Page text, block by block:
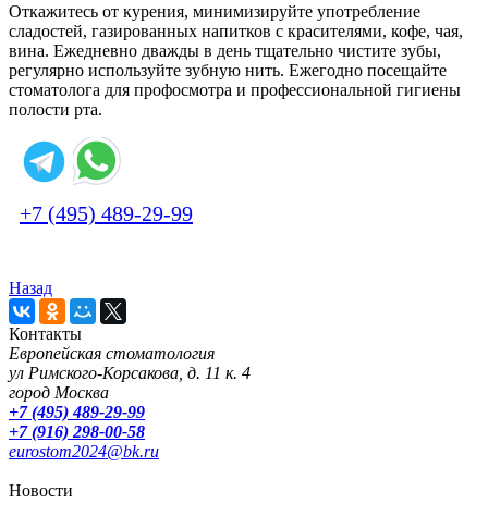
Откажитесь от курения, минимизируйте употребление
сладостей, газированных напитков с красителями, кофе, чая,
вина. Ежедневно дважды в день тщательно чистите зубы,
регулярно используйте зубную нить. Ежегодно посещайте
стоматолога для профосмотра и профессиональной гигиены
полости рта.
+7 (495) 489-29-99
Назад
Контакты
Европейская стоматология
ул Римского-Корсакова, д. 11 к. 4
город Москва
+7 (495) 489-29-99
+7 (916) 298-00-58
eurostom2024@bk.ru
Новости